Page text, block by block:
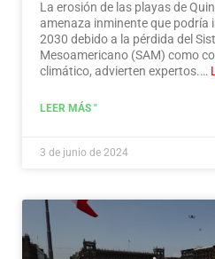
La erosión de las playas de
amenaza inminente que podría
2030 debido a la pérdida del
Mesoamericano (SAM) como
climático, advierten expertos.…
LEER MÁS "
3 de junio de 2024